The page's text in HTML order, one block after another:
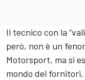
Il tecnico con la
però, non è un
Motorsport, ma si
mondo dei fornitori,